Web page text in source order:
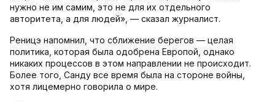
нужно не им самим, это не для их отдельного
авторитета, а для людей», — сказал журналист.
Реницэ напомнил, что сближение берегов — целая
политика, которая была одобрена Европой, однако
никаких процессов в этом направлении не происходит.
Более того, Санду все время была на стороне войны,
хотя лицемерно говорила о мире.